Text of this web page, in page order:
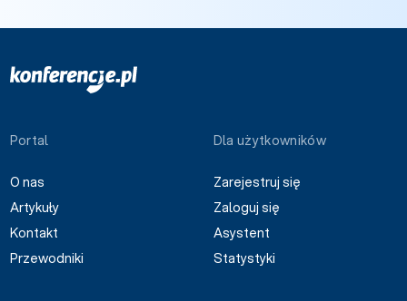
Portal
O nas
Artykuły
Kontakt
Przewodniki
Dla użytkowników
Zarejestruj się
Zaloguj się
Asystent
Statystyki